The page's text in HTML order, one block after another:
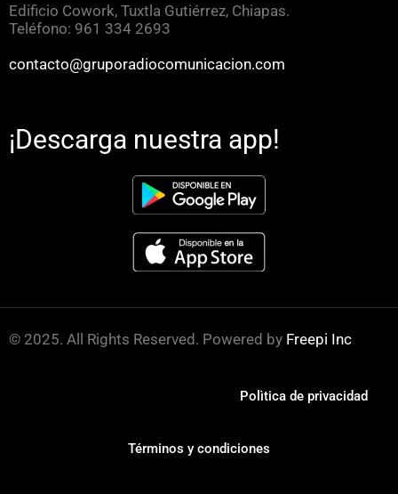
Edificio Cowork, Tuxtla Gutiérrez, Chiapas.
Teléfono: 961 334 2693
contacto@gruporadiocomunicacion.com
¡Descarga nuestra app!
© 2025. All Rights Reserved. Powered by Freepi Inc
Polìtica de privacidad
Términos y condiciones